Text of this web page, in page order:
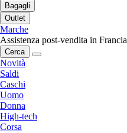
Bagagli
Outlet
Marche
Assistenza post-vendita in Francia
Cerca
Novità
Saldi
Caschi
Uomo
Donna
High-tech
Corsa